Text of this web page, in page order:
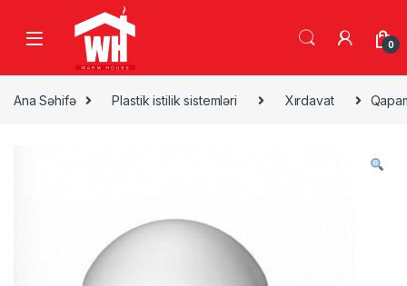
Skip to navigation
0
Ana Səhifə Plastik istilik sistemləri Xırdavat